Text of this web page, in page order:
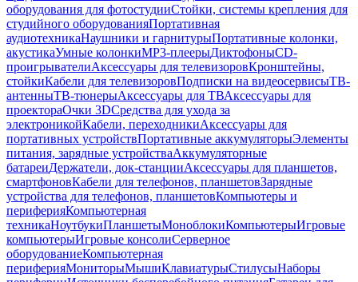
оборудования для фотостудииСтойки, системы крепления для
студийного оборудованияПортативная
аудиотехникаНаушники и гарнитурыПортативные колонки,
акустикаУмные колонкиMP3-плеерыДиктофоныCD-
проигрывателиАксессуары для телевизоровКронштейны,
стойкиКабели для телевизоровПодписки на видеосервисыТВ-
антенныТВ-тюнерыАксессуары для ТВАксессуары для
проектораОчки 3DСредства для ухода за
электроникойКабели, переходникиАксессуары для
портативных устройствПортативные аккумуляторыЭлементы
питания, зарядные устройстваАккумуляторные
батареиДержатели, док-станцииАксессуары для планшетов,
смартфоновКабели для телефонов, планшетовЗарядные
устройства для телефонов, планшетовКомпьютеры и
периферияКомпьютерная
техникаНоутбукиПланшетыМоноблокиКомпьютерыИгровые
компьютерыИгровые консолиСерверное
оборудованиеКомпьютерная
периферияМониторыМышиКлавиатурыСтилусыНаборы